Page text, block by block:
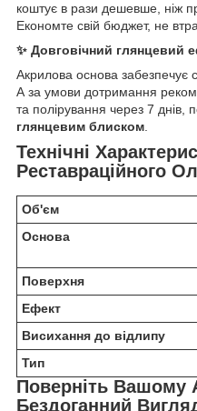
коштує в рази дешевше, ніж
Економте свій бюджет, не
✨ Довговічний глянцевий
Акрилова основа забезпечує
А за умови дотримання
та полірування через 7 днів,
глянцевим блиском
Технічні
Реставраційного
Об'єм
Основа
Поверхня
Ефект
Висихання до відлипу
Тип
Поверніть Вашому
Бездоганний